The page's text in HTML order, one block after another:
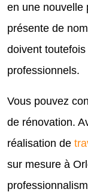
en une nouvelle
présente de
doivent
professionnels.
Vous pouvez
de rénovation.
réalisation de
sur mesure à